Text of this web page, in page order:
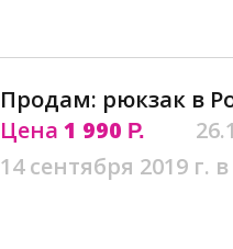
Продам: рюкзак в
Цена 1 990 Р.
14 сентября 2019 г.